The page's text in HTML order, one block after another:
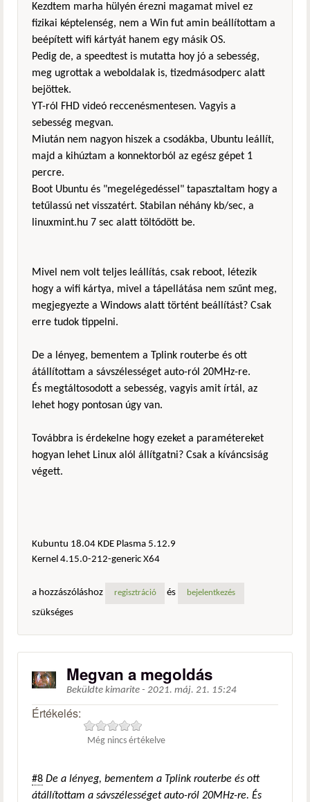
Kezdtem marha hülyén érezni magamat mivel ez
fizikai képtelenség, nem a Win fut amin beállítottam a
beépített wifi kártyát hanem egy másik OS.
Pedig de, a speedtest is mutatta hoy jó a sebesség,
meg ugrottak a weboldalak is, tizedmásodperc alatt
bejöttek.
YT-ról FHD videó reccenésmentesen. Vagyis a
sebesség megvan.
Miután nem nagyon hiszek a csodákba, Ubuntu leállít,
majd a kihúztam a konnektorból az egész gépet 1
percre.
Boot Ubuntu és "megelégedéssel" tapasztaltam hogy a
tetűlassú net visszatért. Stabilan néhány kb/sec, a
linuxmint.hu 7 sec alatt töltődött be.
Mivel nem volt teljes leállítás, csak reboot, létezik
hogy a wifi kártya, mivel a tápellátása nem szűnt meg,
megjegyezte a Windows alatt történt beállítást? Csak
erre tudok tippelni.
De a lényeg, bementem a Tplink routerbe és ott
átállítottam a sávszélességet auto-ról 20MHz-re.
És megtáltosodott a sebesség, vagyis amit írtál, az
lehet hogy pontosan úgy van.
Továbbra is érdekelne hogy ezeket a paramétereket
hogyan lehet Linux alól állítgatni? Csak a kíváncsiság
végett.
Kubuntu 18.04 KDE Plasma 5.12.9
Kernel 4.15.0-212-generic X64
a hozzászóláshoz regisztráció és bejelentkezés
szükséges
Megvan a megoldás
Beküldte kimarite - 2021. máj. 21. 15:24
Értékelés:
Még nincs értékelve
#8 De a lényeg, bementem a Tplink routerbe és ott
átállítottam a sávszélességet auto-ról 20MHz-re. És